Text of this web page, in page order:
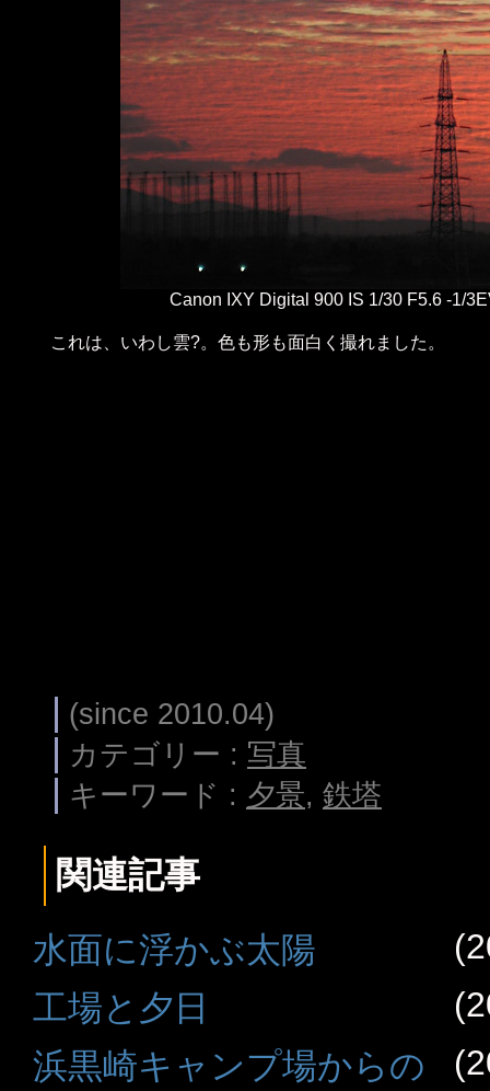
Canon IXY Digital 900 IS 1/30 F5.6 -1/
これは、いわし雲?。色も形も面白く撮れました。
(since 2010.04)
カテゴリー : 写真
キーワード : 夕景, 鉄塔
関連記事
水面に浮かぶ太陽
工場と夕日
浜黒崎キャンプ場からの